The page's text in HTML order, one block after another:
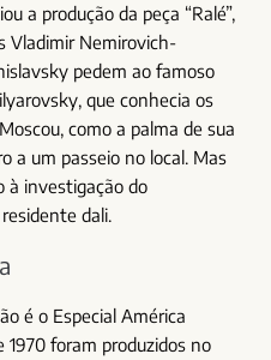
a produção da peça “Ralé”,
Vladimir Nemirovich-
pedem ao famoso
que conhecia os
como a palma de sua
a um passeio no local. Mas
à investigação do
dali.
é o Especial América
1970 foram produzidos no